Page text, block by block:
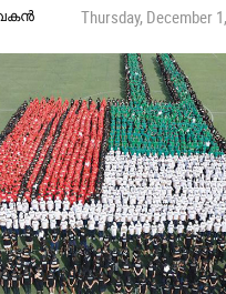
Thursday, December